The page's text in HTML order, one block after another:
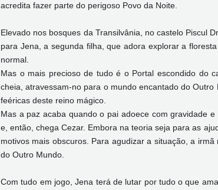
acredita fazer parte do perigoso Povo da Noite.
Elevado nos bosques da Transilvânia, no castelo Piscul
para Jena, a segunda filha, que adora explorar a
normal.
Mas o mais precioso de tudo é o Portal escondido do
cheia, atravessam-no para o mundo encantado do
feéricas deste reino mágico.
Mas a paz acaba quando o pai adoece com gravidade
e, então, chega Cezar. Embora na teoria seja para as
motivos mais obscuros. Para agudizar a situação, a
do Outro Mundo.
Com tudo em jogo, Jena terá de lutar por tudo o que